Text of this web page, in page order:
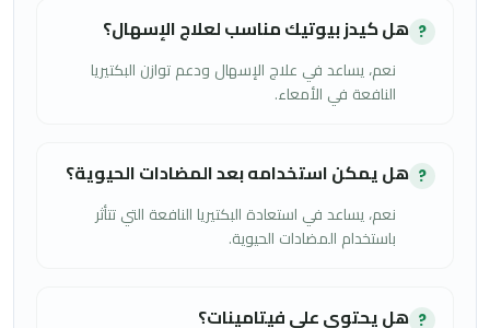
? هل كيدز بيوتيك مناسب لعلاج الإسهال؟
نعم، يساعد في علاج الإسهال ودعم توازن البكتيريا
النافعة في الأمعاء.
? هل يمكن استخدامه بعد المضادات الحيوية؟
نعم، يساعد في استعادة البكتيريا النافعة التي تتأثر
باستخدام المضادات الحيوية.
? هل يحتوي على فيتامينات؟